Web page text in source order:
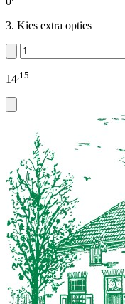
Kies extra opties
14 15